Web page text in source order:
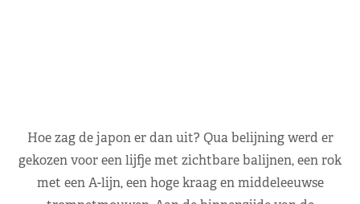
Hoe zag de japon er dan uit? Qua belijning werd er
gekozen voor een lijfje met zichtbare balijnen, een rok
met een A-lijn, een hoge kraag en middeleeuwse